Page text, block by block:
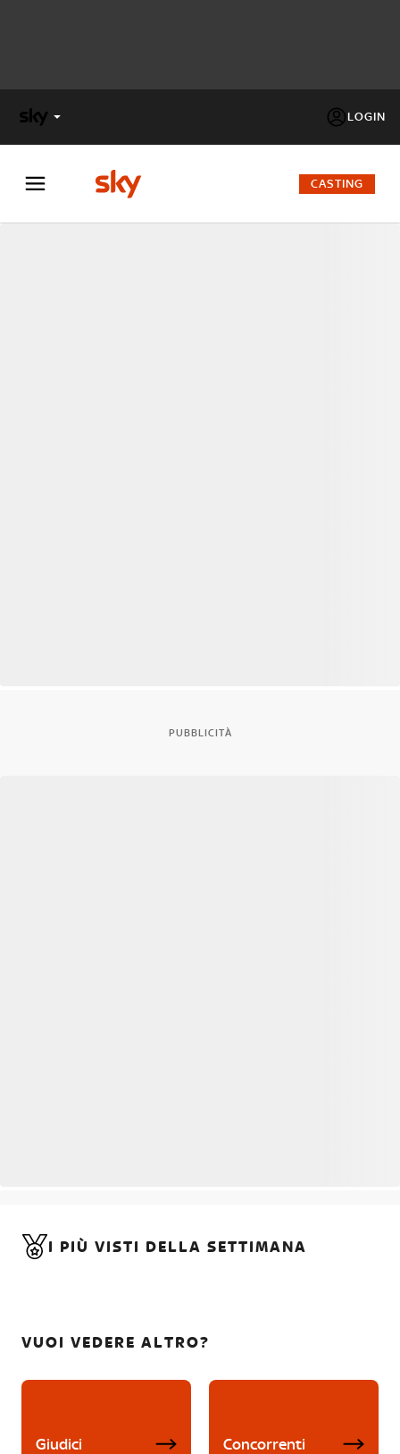
LOGIN
FACTOR
CASTING
PUBBLICITÀ
I PIÙ VISTI DELLA SETTIMANA
VUOI VEDERE ALTRO?
Giudici Concorrenti